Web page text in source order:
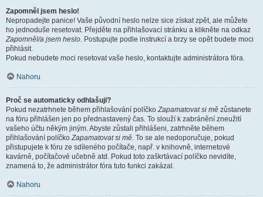
Zapomněl jsem heslo!
Nepropadejte panice! Vaše původní heslo nelze sice získat zpět, ale můžete
ho jednoduše resetovat. Přejděte na přihlašovací stránku a klikněte na odkaz
Zapomněl/a jsem heslo. Postupujte podle instrukcí a brzy se opět budete moci
přihlásit.
Pokud nebudete moci resetovat vaše heslo, kontaktujte administrátora fóra.
Nahoru
Proč se automaticky odhlašuji?
Pokud nezatrhnete během přihlašování políčkoZapamatovat si mě zůstanete
na fóru přihlášen jen po přednastavený čas. To slouží k zabránění zneužití
vašeho účtu někým jiným. Abyste zůstali přihlášeni, zatrhněte během
přihlašování políčkoZapamatovat si mě. To se ale nedoporučuje, pokud
přistupujete k fóru ze sdíleného počítače, např. v knihovně, internetové
kavárně, počítačové učebně atd. Pokud toto zaškrtávací políčko nevidíte,
znamená to, že administrátor fóra tuto funkci zakázal.
Nahoru